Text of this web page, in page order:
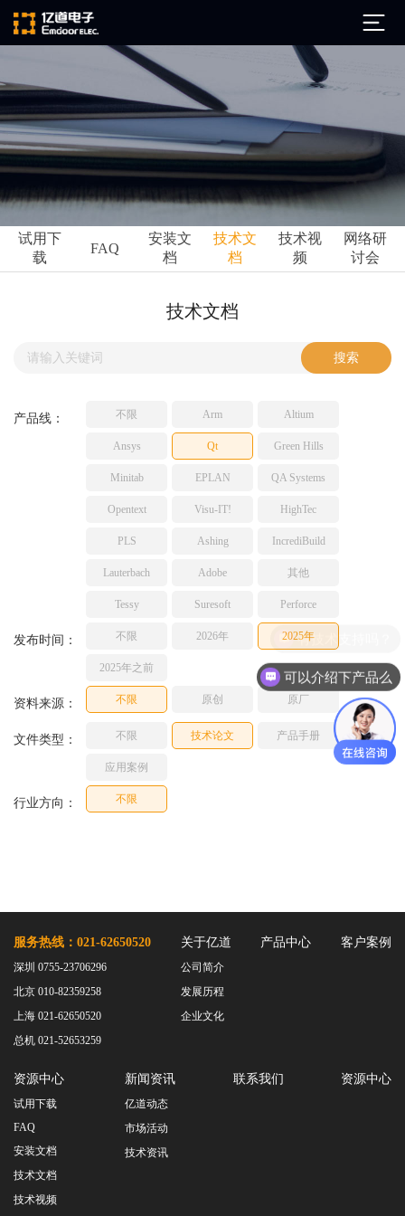
公司简介
发展历程
企业文化
ARM
Ansys
Perforce
TESSY
亿道动态
市场活动
技术文档
网络研讨会
试用下
载
FAQ
安装文
档
技术文
档
技术视
频
网络研
讨会
技术文档
产品线： 不限 Arm Altium
Ansys Qt Green Hills
Minitab EPLAN QA Systems
Opentext Visu-IT! HighTec
PLS Ashing IncrediBuild
Lauterbach Adobe 其他
Tessy Suresoft Perforce
发布时间： 不限 2026年 2025年
2025年之前
资料来源： 不限 原创 原厂
文件类型： 不限 技术论文 产品手册
应用案例
行业方向： 不限
服务热线：021-62650520
深圳 0755-23706296
北京 010-82359258
上海 021-62650520
总机 021-52653259
关于亿道
公司简介
发展历程
企业文化
产品中心 客户案例
资源中心
试用下载
FAQ
安装文档
技术文档
技术视频
新闻资讯
亿道动态
市场活动
技术资讯
联系我们 资源中心
可以介绍下产品么
有技术支持吗？